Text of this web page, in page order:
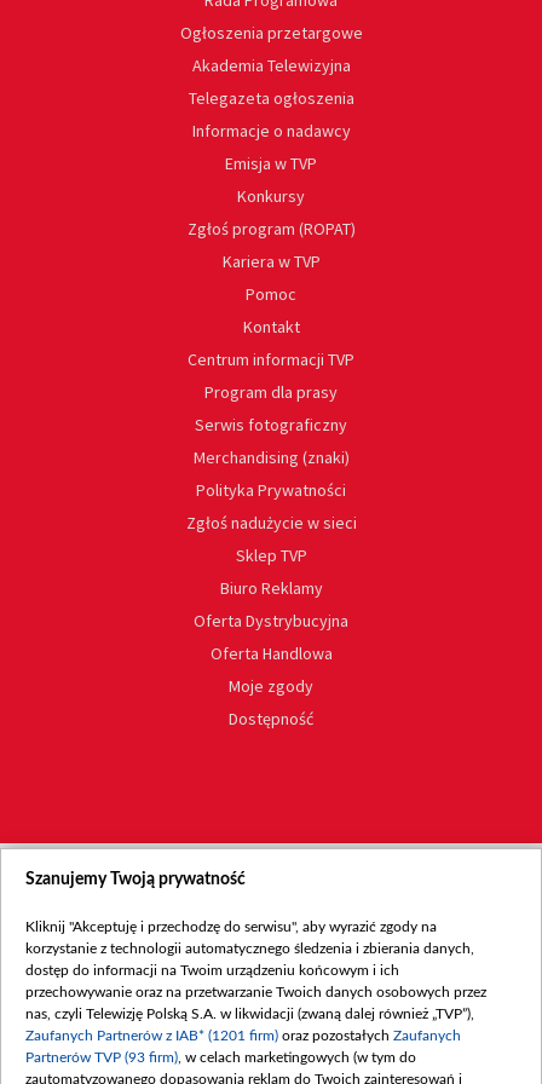
Ogłoszenia przetargowe
Akademia Telewizyjna
Telegazeta ogłoszenia
Informacje o nadawcy
Emisja w TVP
Konkursy
Zgłoś program (ROPAT)
Kariera w TVP
Pomoc
Kontakt
Centrum informacji TVP
Program dla prasy
Serwis fotograficzny
Merchandising (znaki)
Polityka Prywatności
Zgłoś nadużycie w sieci
Sklep TVP
Biuro Reklamy
Oferta Dystrybucyjna
Oferta Handlowa
Moje zgody
Dostępność
Szanujemy Twoją prywatność
Kliknij "Akceptuję i przechodzę do serwisu", aby wyrazić zgody na
korzystanie z technologii automatycznego śledzenia i zbierania danych,
dostęp do informacji na Twoim urządzeniu końcowym i ich
przechowywanie oraz na przetwarzanie Twoich danych osobowych przez
nas, czyli Telewizję Polską S.A. w likwidacji (zwaną dalej również „TVP”),
Zaufanych Partnerów z IAB* (1201 firm) oraz pozostałych Zaufanych
Partnerów TVP (93 firm) , w celach marketingowych (w tym do
zautomatyzowanego dopasowania reklam do Twoich zainteresowań i